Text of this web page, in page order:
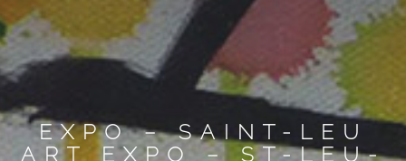
EXPO – SAINT-LEU
ART EXPO – ST-LEU-